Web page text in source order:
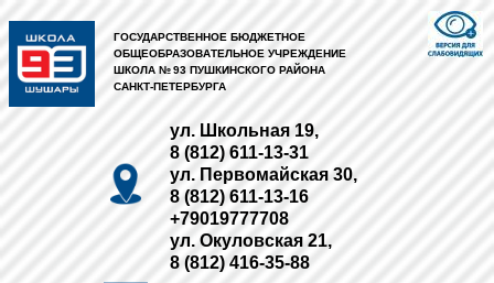
ГОСУДАРСТВЕННОЕ БЮДЖЕТНОЕ
ОБЩЕОБРАЗОВАТЕЛЬНОЕ УЧРЕЖДЕНИЕ
ШКОЛА № 93 ПУШКИНСКОГО РАЙОНА
САНКТ-ПЕТЕРБУРГА
ул. Школьная 19,
8 (812) 611-13-31
ул. Первомайская 30,
8 (812) 611-13-16
+79019777708
ул. Окуловская 21,
8 (812) 416-35-88